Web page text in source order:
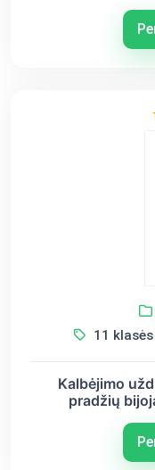
11
Kalbėjimo
pradžių